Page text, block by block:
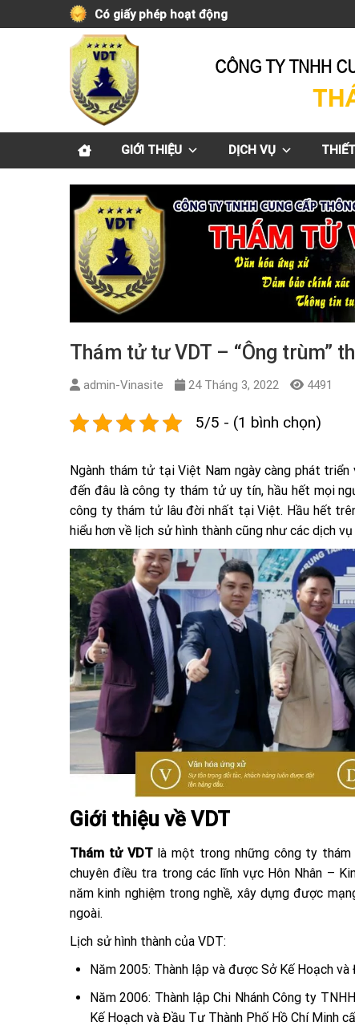
to
Có giấy phép hoạt động
GIỚI THIỆU DỊCH VỤ
Thám tử tư VDT – “Ông trùm”
admin-Vinasite 24 Tháng 3, 2022 4491
5/5 - (1 bình chọn)
Ngành thám tử tại Việt Nam ngày càng phát triển
đến đâu là công ty thám tử uy tín, hầu hết mọi
công ty thám tử lâu đời nhất tại Việt. Hầu hết
hiểu hơn về lịch sử hình thành cũng như các dịch
Giới thiệu về VDT
Thám tử VDTlà một trong những công ty
chuyên điều tra trong các lĩnh vực Hôn Nhân –
năm kinh nghiệm trong nghề, xây dựng được
ngoài.
Lịch sử hình thành của VDT:
Năm 2005: Thành lập và được Sở Kế Hoạch
Năm 2006: Thành lập Chi Nhánh Công ty
Kế Hoạch và Đầu Tư Thành Phố Hồ Chí Minh